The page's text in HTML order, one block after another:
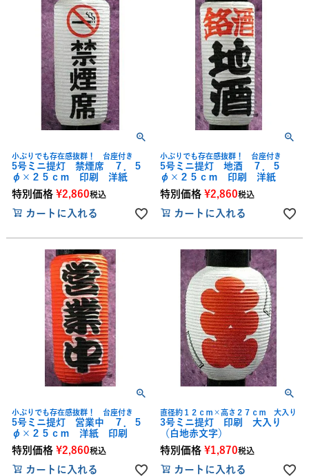
小ぶりでも存在感抜群！ 台座付き
5号ミニ提灯 禁煙席 ７．５
φ×２５ｃｍ 印刷 洋紙
特別価格 ¥2,860税込
カートに入れる
小ぶりでも存在感抜群！ 台座付き
5号ミニ提灯 地酒 ７．５
φ×２５ｃｍ 印刷 洋紙
特別価格 ¥2,860税込
カートに入れる
小ぶりでも存在感抜群！ 台座付き
5号ミニ提灯 営業中 ７．５
φ×２５ｃｍ 洋紙 印刷
特別価格 ¥2,860税込
カートに入れる
直径約１２ｃｍ×高さ２７ｃｍ 大入り
3号ミニ提灯 印刷 大入り
（白地赤文字）
特別価格 ¥1,870税込
カートに入れる